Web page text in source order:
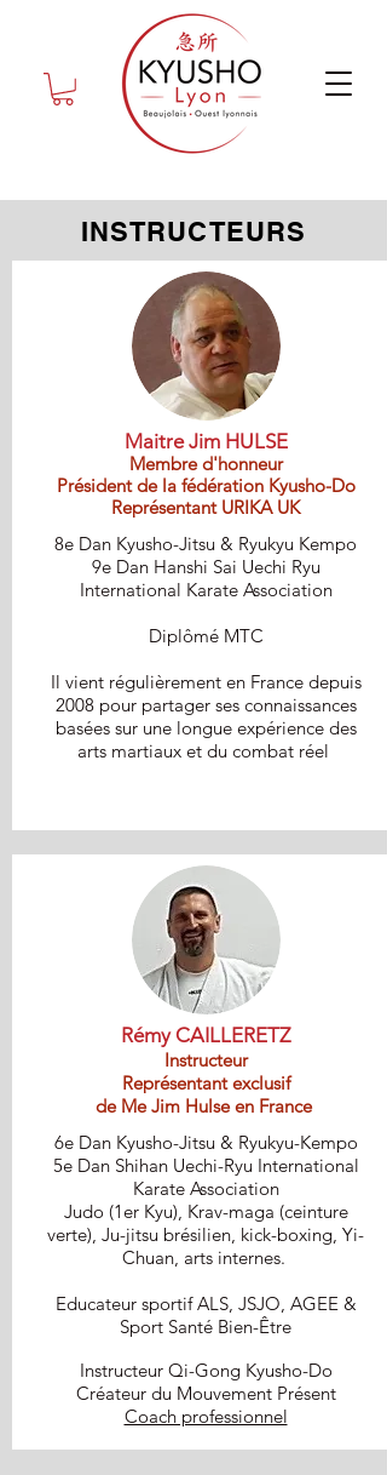
INSTRUCTEURS
Maitre Jim HULSE
Membre d'honneur
Président de la fédération Kyusho-Do
Représentant URIKA UK
8e Dan Kyusho-Jitsu & Ryukyu Kempo
9e Dan ​Hanshi Sai Uechi Ryu
International Karate Association
Diplômé MTC
Il vient régulièrement en France depuis
2008 pour partager ses connaissances
basées sur une longue expérience des
arts martiaux et du combat réel
Rémy CAILLERETZ
Instructeur
Représentant exclusif
de Me Jim Hulse en France
6e Dan Kyusho-Jitsu & Ryukyu-Kempo​
5e Dan Shihan Uechi-Ryu International
Karate Association
Judo (1er Kyu), Krav-maga (ceinture
verte), Ju-jitsu brésilien, kick-boxing, Yi-
Chuan, arts internes.
Educateur sportif ALS, JSJO, AGEE &
Sport Santé Bien-Être
Instructeur Qi-Gong Kyusho-Do
Créateur du Mouvement Présent​​
Coach professionnel